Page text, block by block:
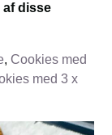
af disse
,Cookies med
med 3 x